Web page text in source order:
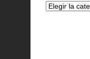
Categorías